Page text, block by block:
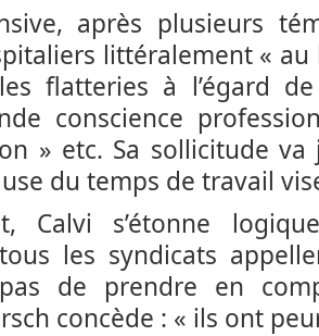
après plusieurs
littéralement «
flatteries à l’égard
conscience
» etc. Sa sollicitude va
du temps de travail
Calvi s’étonne
tous les syndicats
pas de prendre en
concède : « ils ont